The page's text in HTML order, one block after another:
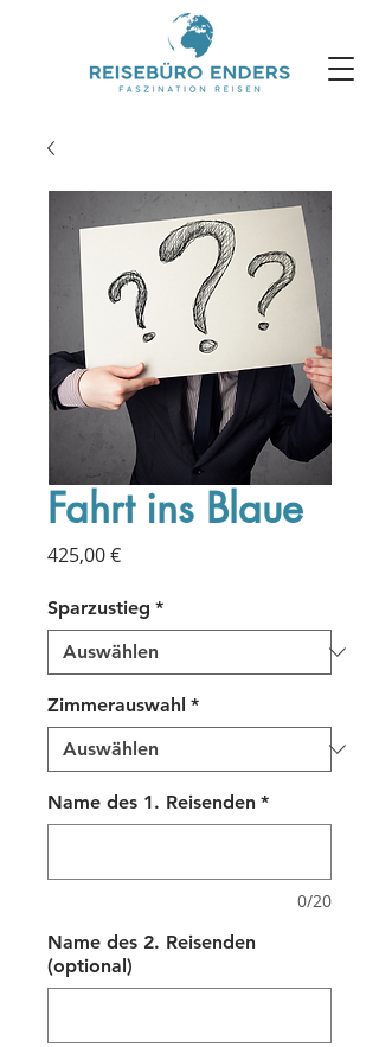
Fahrt ins Blaue
425,00 €Preis
Sparzustieg *
Zimmerauswahl *
Name des 1. Reisenden *
0/20
Name des 2. Reisenden
(optional)